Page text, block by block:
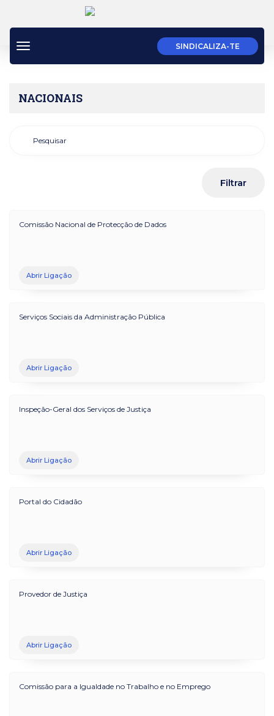
Toggle
SINDICALIZA-TE
NACIONAIS
Comissão Nacional de Protecção de Dados
Abrir Ligação
Serviços Sociais da Administração Pública
Abrir Ligação
Inspeção-Geral dos Serviços de Justiça
Abrir Ligação
Portal do Cidadão
Abrir Ligação
Provedor de Justiça
Abrir Ligação
Comissão para a Igualdade no Trabalho e no Emprego